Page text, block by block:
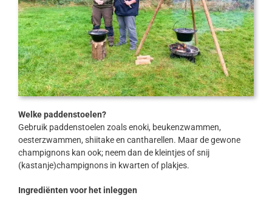
Welke paddenstoelen?
Gebruik paddenstoelen zoals enoki, beukenzwammen,
oesterzwammen, shiitake en cantharellen. Maar de gewone
champignons kan ook; neem dan de kleintjes of snij
(kastanje)champignons in kwarten of plakjes.
Ingrediënten voor het inleggen